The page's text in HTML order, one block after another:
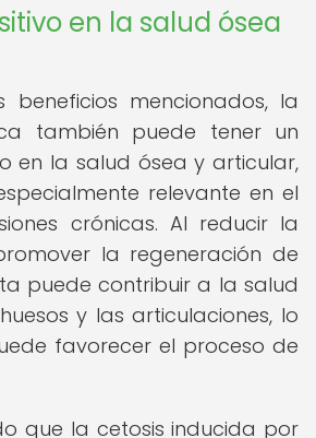
en la salud ósea
beneficios mencionados, la
también puede tener un
en la salud ósea y articular,
relevante en el
crónicas. Al reducir la
la regeneración de
puede contribuir a la salud
y las articulaciones, lo
favorecer el proceso de
que la cetosis inducida por